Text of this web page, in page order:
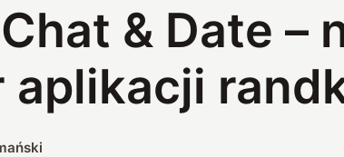
& Date –
aplikacji